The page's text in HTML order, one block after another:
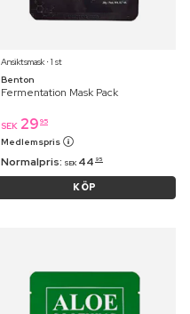
Ansiktsmask ⋅ 1 st
Benton
Fermentation Mask Pack
SEK 29 95
Medlemspris
Normalpris: SEK 44 95
KÖP